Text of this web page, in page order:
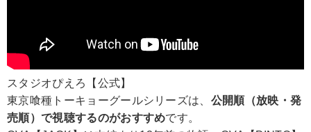
スタジオぴえろ【公式】
東京喰種トーキョーグールシリーズは、 公開順（放映・発
売順）で視聴するのがおすすめです。